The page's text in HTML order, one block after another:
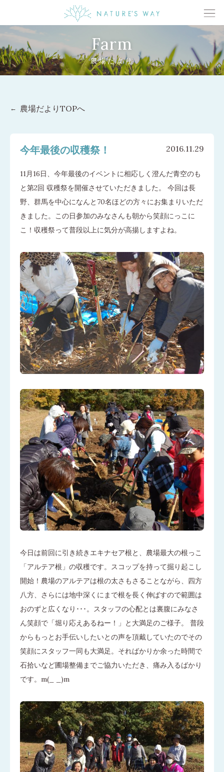
Farm
農場だより
農場だよりTOPへ
今年最後の収穫祭！ 2016.11.29
11月16日、今年最後のイベントに相応しく澄んだ青空のも
と第2回 収穫祭を開催させていただきました。 今回は長
野、群馬を中心になんと70名ほどの方々にお集まりいただ
きました。この日参加のみなさんも朝から笑顔にっこに
こ！収穫祭って普段以上に気分が高揚しますよね。
今日は前回に引き続きエキナセア根と、農場最大の根っこ
「アルテア根」の収穫です。スコップを持って掘り起こし
開始！農場のアルテアは根の太さもさることながら、四方
八方、さらには地中深くにまで根を長く伸ばすので範囲は
おのずと広くなり･･･。スタッフの心配とは裏腹にみなさ
ん笑顔で「堀り応えあるねー！」と大満足のご様子。 普段
からもっとお手伝いしたいとの声を頂戴していたのでその
笑顔にスタッフ一同も大満足。そればかりか余った時間で
石拾いなど圃場整備までご協力いただき、痛み入るばかり
です。m(_ _)m